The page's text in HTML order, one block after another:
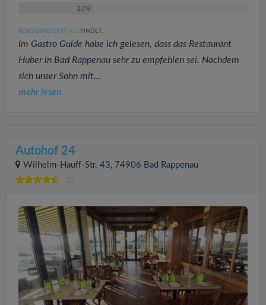
33%
PENSIONIST1937 (92 ) FINDET:
Im Gastro Guide habe ich gelesen, dass das Restaurant
Huber in Bad Rappenau sehr zu empfehlen sei. Nachdem
sich unser Sohn mit...
mehr lesen
Autohof 24
Wilhelm-Hauff-Str. 43, 74906 Bad Rappenau
(2)